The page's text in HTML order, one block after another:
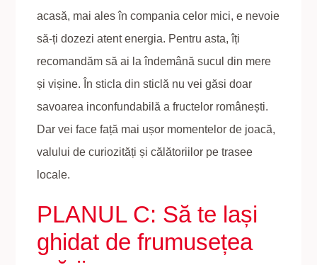
acasă, mai ales în compania celor mici, e nevoie
să-ți dozezi atent energia. Pentru asta, îți
recomandăm să ai la îndemână sucul din mere
și vișine. În sticla din sticlă nu vei găsi doar
savoarea inconfundabilă a fructelor românești.
Dar vei face față mai ușor momentelor de joacă,
valului de curiozități și călătoriilor pe trasee
locale.
PLANUL C: Să te lași
ghidat de frumusețea